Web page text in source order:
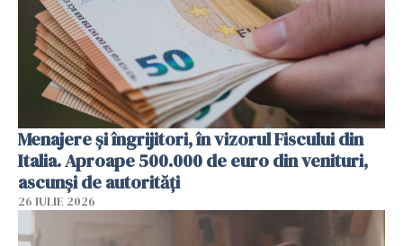
Menajere și îngrijitori, în vizorul Fiscului din
Italia. Aproape 500.000 de euro din venituri,
ascunși de autorități
26 IULIE 2026